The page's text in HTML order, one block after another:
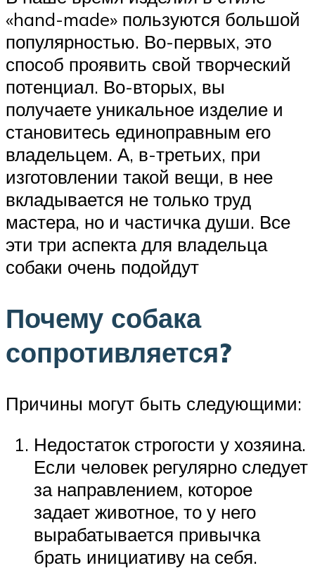
«hand-made» пользуются большой
популярностью. Во-первых, это
способ проявить свой творческий
потенциал. Во-вторых, вы
получаете уникальное изделие и
становитесь единоправным его
владельцем. А, в-третьих, при
изготовлении такой вещи, в нее
вкладывается не только труд
мастера, но и частичка души. Все
эти три аспекта для владельца
собаки очень подойдут
Почему собака
сопротивляется?
Причины могут быть следующими:
Недостаток строгости у хозяина.
Если человек регулярно следует
за направлением, которое
задает животное, то у него
вырабатывается привычка
брать инициативу на себя.